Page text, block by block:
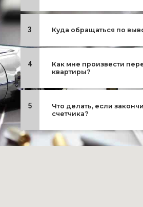
3 Куда обращаться по
4
Как мне произвести
квартиры?
5
Что делать, если
счетчика?